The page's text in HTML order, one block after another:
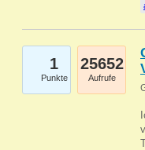
1
Punkte
25652
Aufrufe